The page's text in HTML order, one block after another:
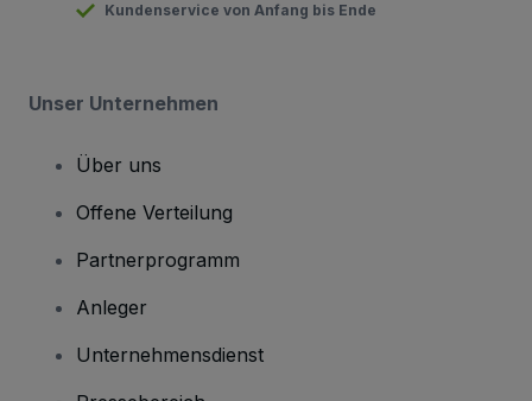
Kundenservice von Anfang bis Ende
Unser Unternehmen
Über uns
Offene Verteilung
Partnerprogramm
Anleger
Unternehmensdienst